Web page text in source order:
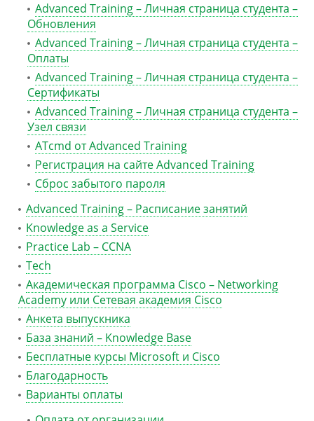
Advanced Training – Личная страница студента –
Обновления
Advanced Training – Личная страница студента –
Оплаты
Advanced Training – Личная страница студента –
Сертификаты
Advanced Training – Личная страница студента –
Узел связи
ATcmd от Advanced Training
Регистрация на сайте Advanced Training
Сброс забытого пароля
Advanced Training – Расписание занятий
Knowledge as a Service
Practice Lab – CCNA
Tech
Академическая программа Cisco – Networking
Academy или Сетевая академия Cisco
Анкета выпускника
База знаний – Knowledge Base
Бесплатные курсы Microsoft и Cisco
Благодарность
Варианты оплаты